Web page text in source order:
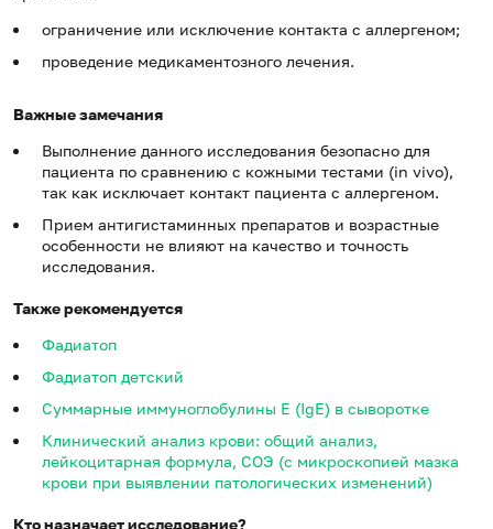
ограничение или исключение контакта с аллергеном;
проведение медикаментозного лечения.
Важные замечания
Выполнение данного исследования безопасно для
пациента по сравнению с кожными тестами (in vivo),
так как исключает контакт пациента с аллергеном.
Прием антигистаминных препаратов и возрастные
особенности не влияют на качество и точность
исследования.
Также рекомендуется
Фадиатоп
Фадиатоп детский
Суммарные иммуноглобулины E (IgE) в сыворотке
Клинический анализ крови: общий анализ,
лейкоцитарная формула, СОЭ (с микроскопией мазка
крови при выявлении патологических изменений)
Кто назначает исследование?